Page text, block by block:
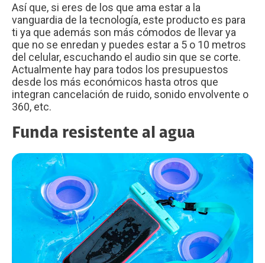
Así que, si eres de los que ama estar a la
vanguardia de la tecnología, este producto es para
ti ya que además son más cómodos de llevar ya
que no se enredan y puedes estar a 5 o 10 metros
del celular, escuchando el audio sin que se corte.
Actualmente hay para todos los presupuestos
desde los más económicos hasta otros que
integran cancelación de ruido, sonido envolvente o
360, etc.
Funda resistente al agua